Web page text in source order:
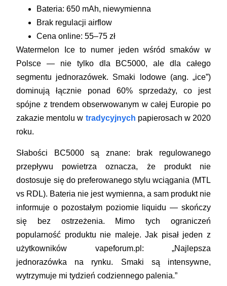
Bateria: 650 mAh, niewymienna
Brak regulacji airflow
Cena online: 55–75 zł
Watermelon Ice to numer jeden wśród smaków w
Polsce — nie tylko dla BC5000, ale dla całego
segmentu jednorazówek. Smaki lodowe (ang. „ice”)
dominują łącznie ponad 60% sprzedaży, co jest
spójne z trendem obserwowanym w całej Europie po
zakazie mentolu w tradycyjnych papierosach w 2020
roku.
Słabości BC5000 są znane: brak regulowanego
przepływu powietrza oznacza, że produkt nie
dostosuje się do preferowanego stylu wciągania (MTL
vs RDL). Bateria nie jest wymienna, a sam produkt nie
informuje o pozostałym poziomie liquidu — skończy
się bez ostrzeżenia. Mimo tych ograniczeń
popularność produktu nie maleje. Jak pisał jeden z
użytkowników vapeforum.pl: „Najlepsza
jednorazówka na rynku. Smaki są intensywne,
wytrzymuje mi tydzień codziennego palenia.”